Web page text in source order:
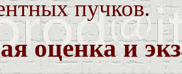
пучков.
оценка и